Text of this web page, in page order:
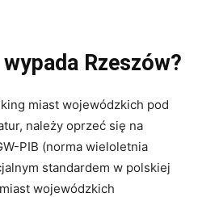
Rzeszów?
miast wojewódzkich pod
należy oprzeć się na
PIB (norma wieloletnia
standardem w polskiej
wojewódzkich